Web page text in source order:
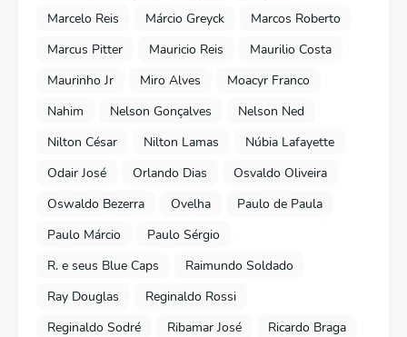
Marcelo Reis
Márcio Greyck
Marcos Roberto
Marcus Pitter
Mauricio Reis
Maurilio Costa
Maurinho Jr
Miro Alves
Moacyr Franco
Nahim
Nelson Gonçalves
Nelson Ned
Nilton César
Nilton Lamas
Núbia Lafayette
Odair José
Orlando Dias
Osvaldo Oliveira
Oswaldo Bezerra
Ovelha
Paulo de Paula
Paulo Márcio
Paulo Sérgio
R. e seus Blue Caps
Raimundo Soldado
Ray Douglas
Reginaldo Rossi
Reginaldo Sodré
Ribamar José
Ricardo Braga